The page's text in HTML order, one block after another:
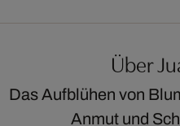
Über
Das Aufblühen von
Anmut und